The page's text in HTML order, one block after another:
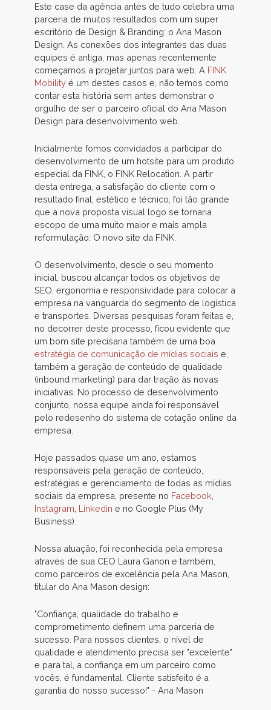
Este case da agência antes de tudo celebra uma
parceria de muitos resultados com um super
escritório de Design & Branding: o Ana Mason
Design. As conexões dos integrantes das duas
equipes é antiga, mas apenas recentemente
começamos a projetar juntos para web. A FINK
Mobility é um destes casos e, não temos como
contar esta história sem antes demonstrar o
orgulho de ser o parceiro oficial do Ana Mason
Design para desenvolvimento web.
Inicialmente fomos convidados a participar do
desenvolvimento de um hotsite para um produto
especial da FINK, o FINK Relocation. A partir
desta entrega, a satisfação do cliente com o
resultado final, estético e técnico, foi tão grande
que a nova proposta visual logo se tornaria
escopo de uma muito maior e mais ampla
reformulação: O novo site da FINK.
O desenvolvimento, desde o seu momento
inicial, buscou alcançar todos os objetivos de
SEO, ergonomia e responsividade para colocar a
empresa na vanguarda do segmento de logística
e transportes. Diversas pesquisas foram feitas e,
no decorrer deste processo, ficou evidente que
um bom site precisaria também de uma boa
estratégia de comunicação de mídias sociais e,
também a geração de conteúdo de qualidade
(inbound marketing) para dar tração às novas
iniciativas. No processo de desenvolvimento
conjunto, nossa equipe ainda foi responsável
pelo redesenho do sistema de cotação online da
empresa.
Hoje passados quase um ano, estamos
responsáveis pela geração de conteúdo,
estratégias e gerenciamento de todas as mídias
sociais da empresa, presente no Facebook
Instagram Linkedin e no Google Plus (My
Business).
Nossa atuação, foi reconhecida pela empresa
através de sua CEO Laura Ganon e também,
como parceiros de excelência pela Ana Mason,
titular do Ana Mason design:
"Confiança, qualidade do trabalho e
comprometimento definem uma parceria de
sucesso. Para nossos clientes, o nível de
qualidade e atendimento precisa ser "excelente"
e para tal, a confiança em um parceiro como
vocês, é fundamental. Cliente satisfeito é a
garantia do nosso sucesso!" - Ana Mason